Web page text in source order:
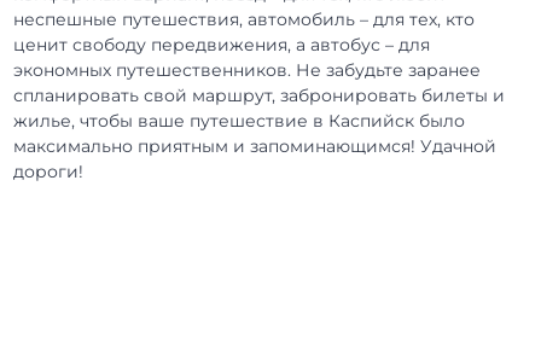
неспешные путешествия, автомобиль – для тех, кто
ценит свободу передвижения, а автобус – для
экономных путешественников. Не забудьте заранее
спланировать свой маршрут, забронировать билеты и
жилье, чтобы ваше путешествие в Каспийск было
максимально приятным и запоминающимся! Удачной
дороги!